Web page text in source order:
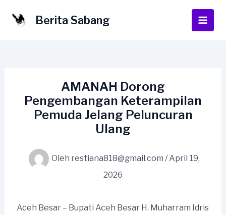
Berita Sabang
Main
AMANAH Dorong
Pengembangan Keterampilan
Pemuda Jelang Peluncuran
Ulang
Oleh restiana818@gmail.com /April 19,
2026
Aceh Besar – Bupati Aceh Besar H. Muharram Idris